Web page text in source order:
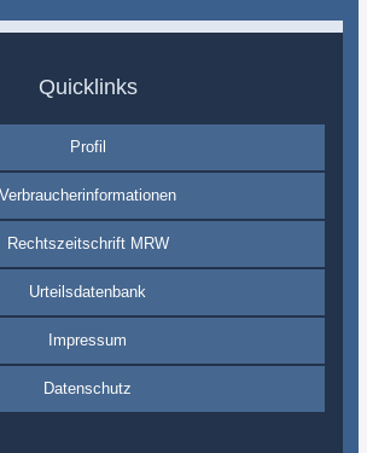
Quicklinks
Profil
Verbraucherinformationen
Rechtszeitschrift MRW
Urteilsdatenbank
Impressum
Datenschutz